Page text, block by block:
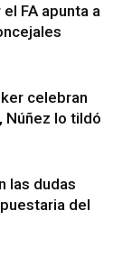
FA apunta a
celebran
Núñez lo tildó
las dudas
del